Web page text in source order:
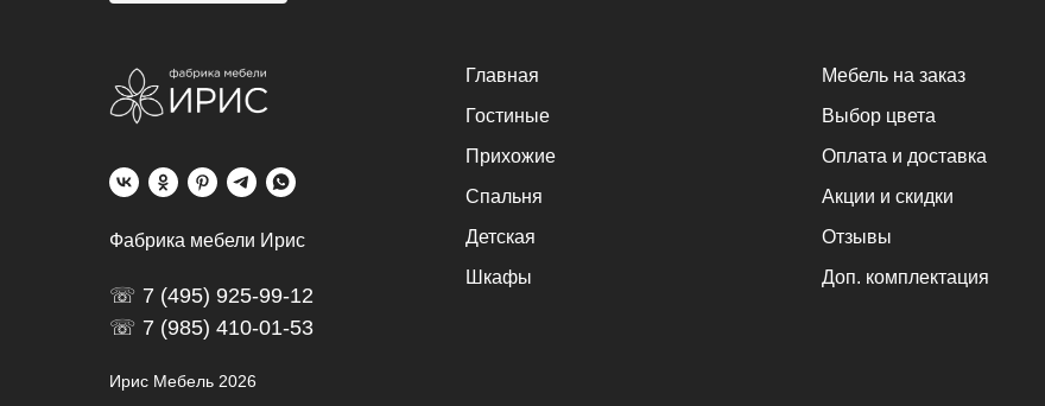
Фабрика мебели Ирис
☏ 7 (495) 925-99-12‬
☏ 7 (985) 410-01-53
Ирис Мебель 2026
Главная
Гостиные
Прихожие
Спальня
Детская
Шкафы
Мебель на заказ
Выбор цвета
Оплата и доставка
Акции и скидки
Отзывы
Доп. комплектация